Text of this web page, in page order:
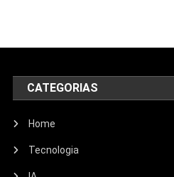
CATEGORIAS
Home
Tecnologia